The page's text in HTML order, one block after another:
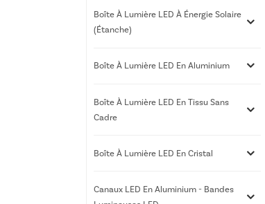
Boîte À Lumière LED À Énergie Solaire
(étanche)
Boîte À Lumière LED En Aluminium
Boîte À Lumière LED En Tissu Sans
Cadre
Boîte À Lumière LED En Cristal
Canaux LED En Aluminium - Bandes